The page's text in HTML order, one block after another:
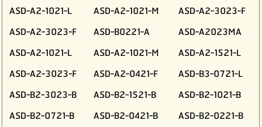
ASD-A2-1021-L
ASD-A2-1021-M
ASD-A2-3023-F
ASD-A2-3023-F
ASD-B0221-A
ASD-A2023MA
ASD-A2-1021-L
ASD-A2-1021-M
ASD-A2-1521-L
ASD-A2-3023-F
ASD-A2-0421-F
ASD-B3-0721-L
ASD-B2-3023-B
ASD-B2-1521-B
ASD-B2-1021-B
ASD-B2-0721-B
ASD-B2-0421-B
ASD-B2-0221-B